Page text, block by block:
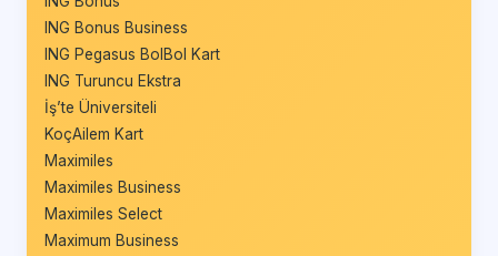
ING Bonus Business
ING Pegasus BolBol Kart
ING Turuncu Ekstra
İş’te Üniversiteli
KoçAilem Kart
Maximiles
Maximiles Business
Maximiles Select
Maximum Business